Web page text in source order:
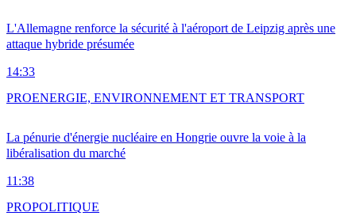
L'Allemagne renforce la sécurité à l'aéroport de Leipzig après une
attaque hybride présumée
14:33
La pénurie d'énergie nucléaire en Hongrie ouvre la voie à la
libéralisation du marché
11:38
PROENERGIE, ENVIRONNEMENT ET TRANSPORT
PROPOLITIQUE